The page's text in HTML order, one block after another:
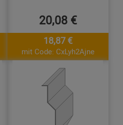
20,08 €
18,87 €
mit Code: CxLyh2Ajne